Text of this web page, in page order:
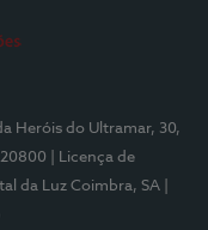
Heróis do Ultramar, 30,
| Licença de
da Luz Coimbra, SA